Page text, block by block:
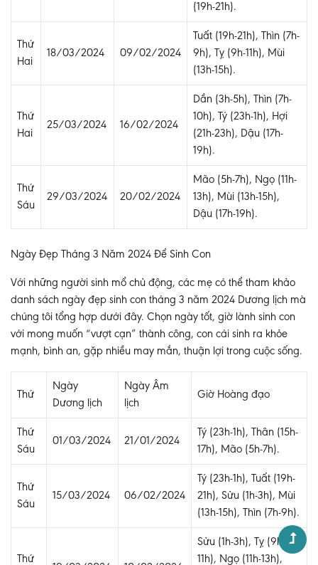
(19h-21h).
Thứ
Hai
18/03/2024 09/02/2024
Tuất (19h-21h), Thìn (7h-
9h), Tỵ (9h-11h), Mùi
(13h-15h).
Thứ
Hai
25/03/2024 16/02/2024
Dần (3h-5h), Thìn (7h-
10h), Tý (23h-1h), Hợi
(21h-23h), Dậu (17h-
19h).
Thứ
Sáu
29/03/2024 20/02/2024
Mão (5h-7h), Ngọ (11h-
13h), Mùi (13h-15h),
Dậu (17h-19h).
Ngày Đẹp Tháng 3 Năm 2024 Để Sinh Con
Với những người sinh mổ chủ động, các mẹ có thể tham khảo
danh sách ngày đẹp sinh con tháng 3 năm 2024 Dương lịch mà
chúng tôi tổng hợp dưới đây. Chọn ngày tốt, giờ lành sinh con
với mong muốn “vượt cạn” thành công, con cái sinh ra khỏe
mạnh, bình an, gặp nhiều may mắn, thuận lợi trong cuộc sống.
Thứ
Ngày
Dương lịch
Ngày Âm
lịch
Giờ Hoàng đạo
Thứ
Sáu
01/03/2024 21/01/2024
Tý (23h-1h), Thân (15h-
17h), Mão (5h-7h).
Thứ
Sáu
15/03/2024 06/02/2024
Tý (23h-1h), Tuất (19h-
21h), Sửu (1h-3h), Mùi
(13h-15h), Thìn (7h-9h).
Thứ
Sửu (1h-3h), Tỵ (9h-
11h), Ngọ (11h-13h),